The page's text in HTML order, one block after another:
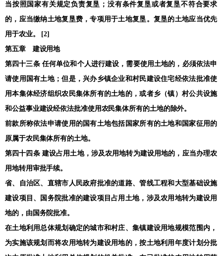
当按照国家有关规定负责复垦；没有条件复垦或者复垦不符合要求
的，应当缴纳土地复垦费，专项用于土地复垦。复垦的土地应当优先
用于农业。 [2]
第五章 建设用地
第四十三条 任何单位和个人进行建设，需要使用土地的，必须依法申
请使用国有土地；但是，兴办乡镇企业和村民建设住宅经依法批准使
用本集体经济组织农民集体所有的土地的，或者乡（镇）村公共设施
和公益事业建设经依法批准使用农民集体所有的土地的除外。
前款所称依法申请使用的国有土地包括国家所有的土地和国家征用的
原属于农民集体所有的土地。
第四十四条 建设占用土地，涉及农用地转为建设用地的，应当办理农
用地转用审批手续。
省、自治区、直辖市人民政府批准的道路、管线工程和大型基础设施
建设项目、国务院批准的建设项目占用土地，涉及农用地转为建设用
地的，由国务院批准。
在土地利用总体规划确定的城市和村庄、集镇建设用地规模范围内，
为实施该规划而将农用地转为建设用地的，按土地利用年度计划分批